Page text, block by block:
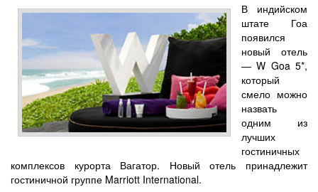
В индийском
штате Гоа
появился
новый отель
— W Goa 5*,
который
смело можно
назвать
одним из
лучших
гостиничных
комплексов курорта Вагатор. Новый отель принадлежит
гостиничной группе Marriott International.